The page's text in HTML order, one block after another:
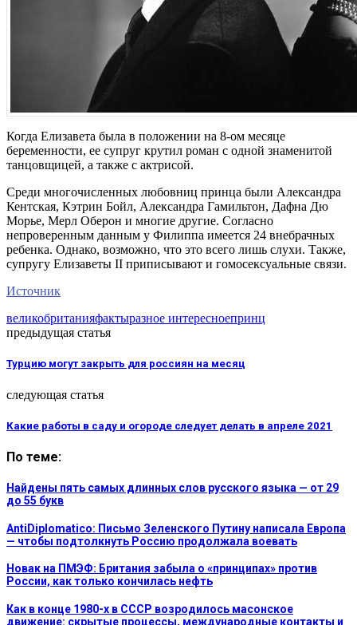
Когда Елизавета была в положении на 8-ом месяце
беременности, ее супруг крутил роман с одной знаменитой
танцовщицей, а также с актрисой.
Среди многочисленных любовниц принца были Александра
Кентская, Кэтрин Бойл, Александра Гамильтон, Дафна Дю
Морье, Мерл Оберон и многие другие. Согласно
непроверенным данным у Филиппа имеется 24 внебрачных
ребенка. Однако, возможно, что это всего лишь слухи. Также,
супругу Елизаветы II приписывают и гомосексуальные связи.
Источник
великобританияфактыразное интересноепринц
предыдущая статья
Турцию могут закрыть для россиян на месяц
следующая статья
Какие работы в саду и огороде следует делать в апреле 2021
По теме:
Найдены пять самых длинных слов русского языка — от 29
до 55 букв
AntiDiplomatico: Письмо Зеленского Путину написала Европа
— чтобы подтолкнуть Россию продолжала воевать
Новак на ПМЭФ: Британия забыла о «принципах» против
России, как только кончилась нефть
Как в конце 1980-х в СССР возродилось масонское
движение: скрытые процессы, международные контакты и